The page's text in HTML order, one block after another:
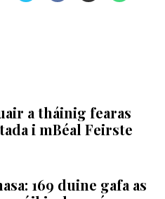
a tháinig fearas
i mBéal Feirste
169 duine gafa as